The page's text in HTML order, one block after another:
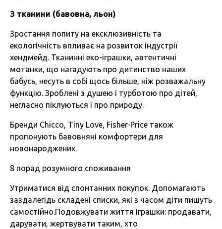
З тканини (бавовна, льон)
Зростання попиту на ексклюзивність та
екологічність впливає на розвиток індустрії
хендмейд. Тканинні еко-іграшки, автентичні
мотанки, що нагадують про дитинство наших
бабусь, несуть в собі щось більше, ніж розважальну
функцію. Зроблені з душею і турботою про дітей,
негласно піклуються і про природу.
Бренди Chicco, Tiny Love, Fisher-Price також
пропонують бавовняні комфортери для
новонароджених.
8 порад розумного споживання
Утриматися від спонтанних покупок. Допомагають
заздалегідь складені списки, які з часом діти пишуть
самостійно.Подовжувати життя іграшки: продавати,
дарувати, жертвувати таким, хто